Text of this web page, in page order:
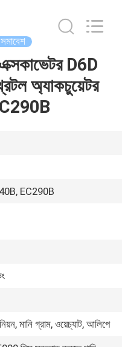
D6D
অ্যাকচুয়েটর
EC290B
মানি গ্রাম, ওয়েচ্যাট, আলিপে